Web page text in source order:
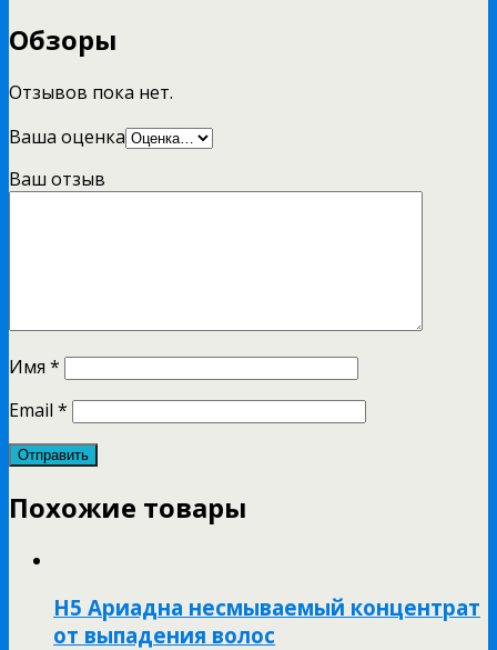
Обзоры
Отзывов пока нет.
Ваша оценка
Ваш отзыв
Имя *
Email *
Похожие товары
Н5 Ариадна несмываемый концентрат
от выпадения волос